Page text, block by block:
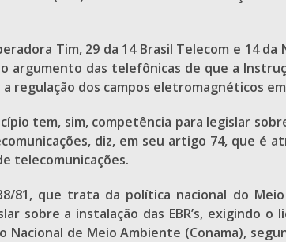
Tim, 29 da 14 Brasil Telecom e 14
das telefônicas de que a
dos campos eletromagnéticos
tem, sim, competência para legislar
diz, em seu artigo 74, que é
telecomunicações.
81, que trata da política nacional do
sobre a instalação das EBR’s, exigindo o
de Meio Ambiente (Conama),